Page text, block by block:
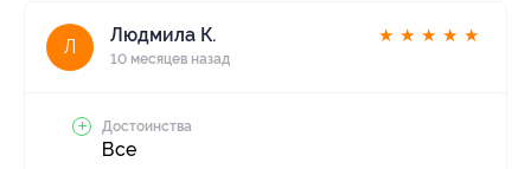
Л
Людмила К.
10 месяцев назад
★ ★ ★ ★ ★
Достоинства
Все